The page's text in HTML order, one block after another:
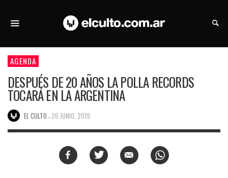
AGENDA
DESPUÉS DE 20 AÑOS LA POLLA RECORDS
TOCARÁ EN LA ARGENTINA
EL CULTO 26 JUNIO, 2019